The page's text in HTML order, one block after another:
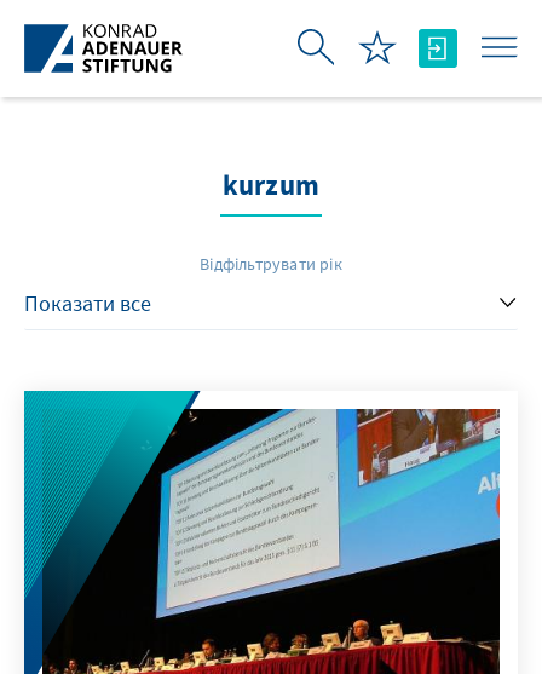
Skip to Main Content
kurzum
Відфільтрувати рік